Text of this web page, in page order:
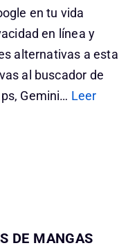
en tu vida
en línea y
alternativas a esta
al buscador de
Gemini… Leer
DE MANGAS